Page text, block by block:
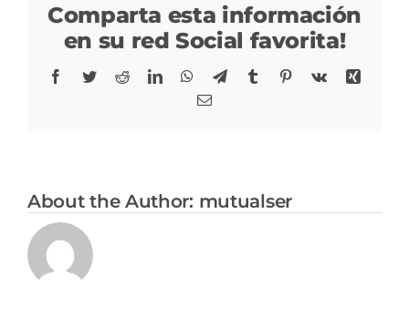
SIGIRES
Participación social
Ley de transparencia
Nuestras sedes
Comparta esta información
en su red Social favorita!
Facebook
TwitterRedditLinkedInWhatsApp
TelegramTumblr Pinterest
Vk
Xing
Correo
About the Author: mutualser